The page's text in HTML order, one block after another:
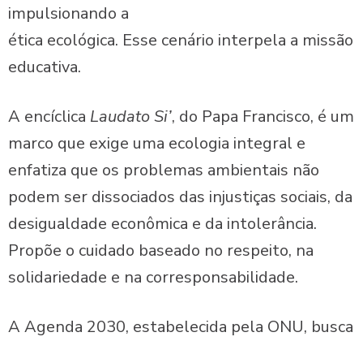
impulsionando a
ética ecológica. Esse cenário interpela a missão
educativa.
A encíclica Laudato Si’, do Papa Francisco, é um
marco que exige uma ecologia integral e
enfatiza que os problemas ambientais não
podem ser dissociados das injustiças sociais, da
desigualdade econômica e da intolerância.
Propõe o cuidado baseado no respeito, na
solidariedade e na corresponsabilidade.
A Agenda 2030, estabelecida pela ONU, busca